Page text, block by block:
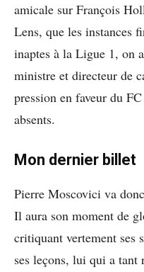
amicale sur François
Lens, que les instances
inaptes à la Ligue 1, on
ministre et directeur de
pression en faveur du
absents.
Mon dernier billet
Pierre Moscovici va
Il aura son moment de
critiquant vertement ses
ses leçons, lui qui a tant